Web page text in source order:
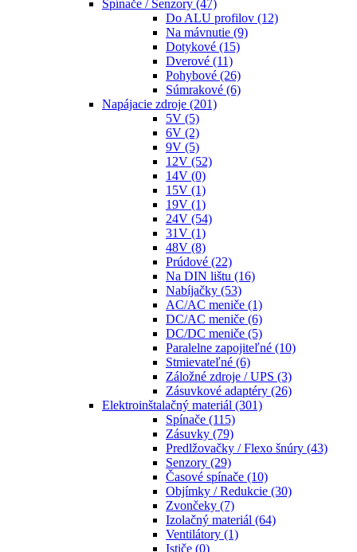
Spínače / Senzory (47)
Do ALU profilov (12)
Na mávnutie (9)
Dotykové (15)
Dverové (11)
Pohybové (26)
Súmrakové (6)
Napájacie zdroje (201)
5V (5)
6V (2)
9V (5)
12V (52)
14V (0)
15V (1)
19V (1)
24V (54)
31V (1)
48V (8)
Prúdové (22)
Na DIN lištu (16)
Nabíjačky (53)
AC/AC meniče (1)
DC/AC meniče (6)
DC/DC meniče (5)
Paralelne zapojiteľné (10)
Stmievateľné (6)
Záložné zdroje / UPS (3)
Zásuvkové adaptéry (26)
Elektroinštalačný materiál (301)
Spínače (115)
Zásuvky (79)
Predlžovačky / Flexo šnúry (43)
Senzory (29)
Časové spínače (10)
Objímky / Redukcie (30)
Zvončeky (7)
Izolačný materiál (64)
Ventilátory (1)
Ističe (0)